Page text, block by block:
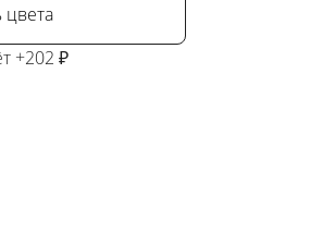
цвета
+202 ₽